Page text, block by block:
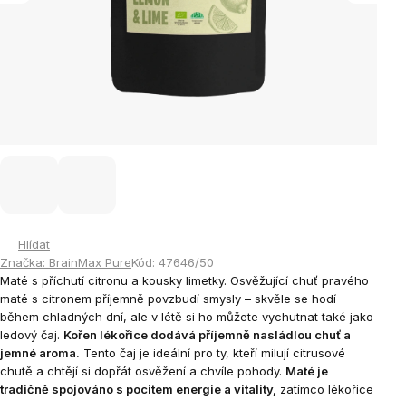
Hlídat
Značka: BrainMax PureKód: 47646/50
Maté s příchutí citronu a kousky limetky. Osvěžující chuť pravého
maté s citronem příjemně povzbudí smysly – skvěle se hodí
během chladných dní, ale v létě si ho můžete vychutnat také jako
ledový čaj. Kořen lékořice dodává příjemně nasládlou chuť a
jemné aroma. Tento čaj je ideální pro ty, kteří milují citrusové
chutě a chtějí si dopřát osvěžení a chvíle pohody. Maté je
tradičně spojováno s pocitem energie a vitality, zatímco lékořice